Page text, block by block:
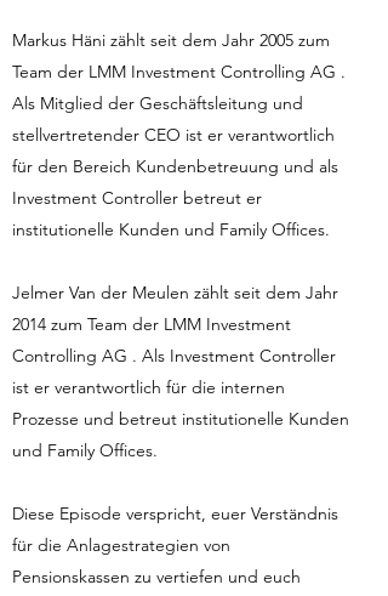
Markus Häni zählt seit dem Jahr 2005 zum
Team der LMM Investment Controlling AG .
Als Mitglied der Geschäftsleitung und
stellvertretender CEO ist er verantwortlich
für den Bereich Kundenbetreuung und als
Investment Controller betreut er
institutionelle Kunden und Family Offices.
Jelmer Van der Meulen zählt seit dem Jahr
2014 zum Team der LMM Investment
Controlling AG . Als Investment Controller
ist er verantwortlich für die internen
Prozesse und betreut institutionelle Kunden
und Family Offices.
Diese Episode verspricht, euer Verständnis
für die Anlagestrategien von
Pensionskassen zu vertiefen und euch